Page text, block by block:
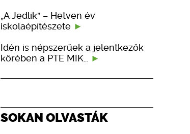
„A Jedlik” – Hetven év
iskolaépítészete
Idén is népszerűek a jelentkezők
körében a PTE MIK…
SOKAN OLVASTÁK